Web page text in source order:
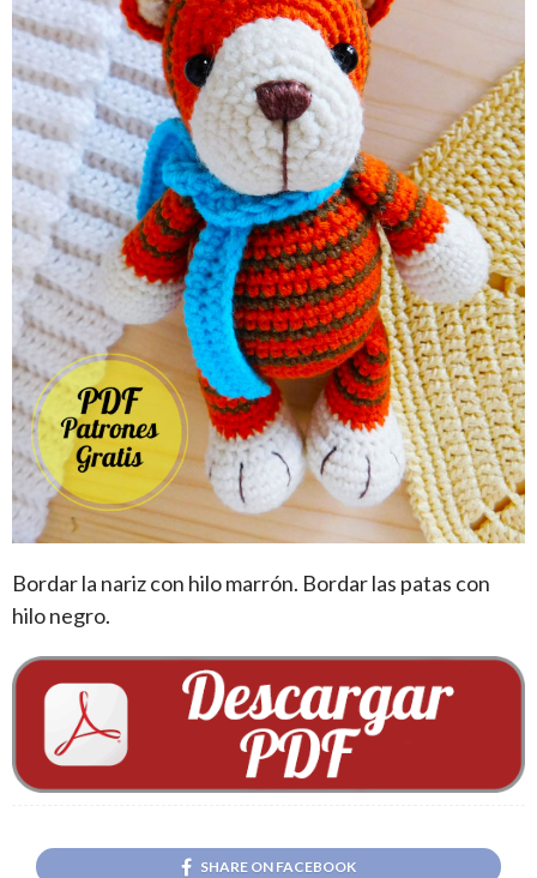
Bordar la nariz con hilo marrón. Bordar las patas con
hilo negro.
SHARE ON FACEBOOK